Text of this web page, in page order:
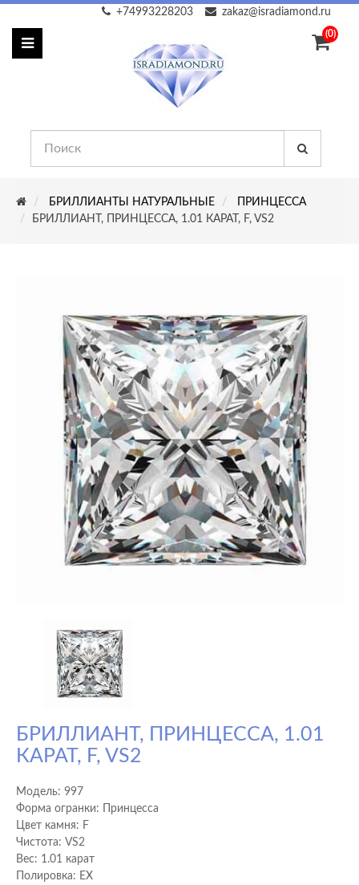
zakaz@isradiamond.ru
+74993228203
(0)
БРИЛЛИАНТЫ НАТУРАЛЬНЫЕ
ПРИНЦЕССА
БРИЛЛИАНТ, ПРИНЦЕССА, 1.01 КАРАТ, F, VS2
БРИЛЛИАНТ, ПРИНЦЕССА, 1.01
КАРАТ, F, VS2
Модель: 997
Форма огранки: Принцесса
Цвет камня: F
Чистота: VS2
Вес: 1.01 карат
Полировка: EX